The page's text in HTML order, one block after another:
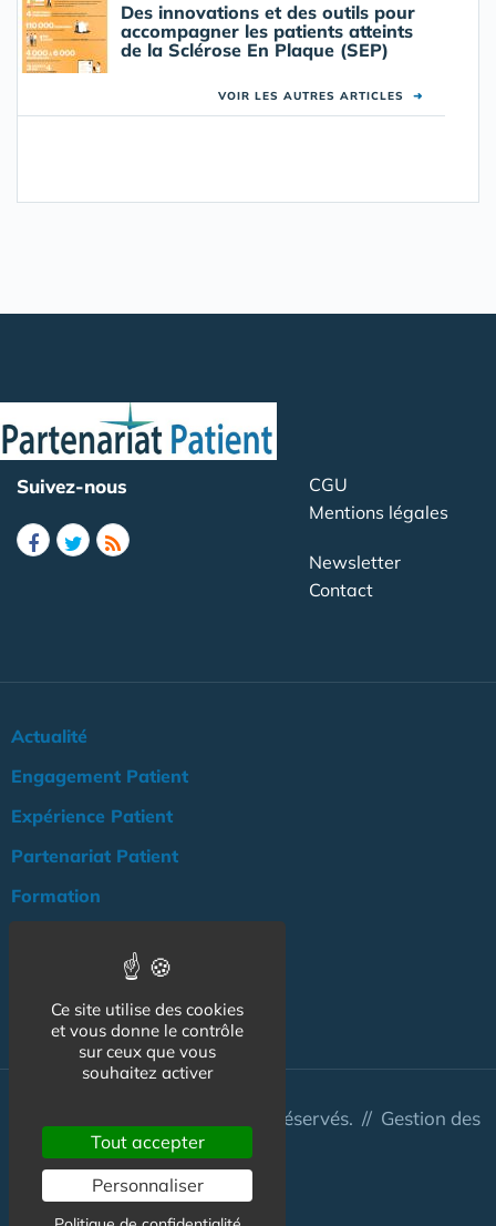
Des innovations et des outils pour
accompagner les patients atteints
de la Sclérose En Plaque (SEP)
VOIR LES AUTRES ARTICLES ➜
Suivez-nous
CGU
Mentions légales
Newsletter
Contact
Actualité
Engagement Patient
Expérience Patient
Partenariat Patient
Formation
NOS AUTRES SITES :
© Australis 2026 - Tous droits réservés. // Gestion des
Ce site utilise des cookies
et vous donne le contrôle
sur ceux que vous
souhaitez activer
Tout accepter
Personnaliser